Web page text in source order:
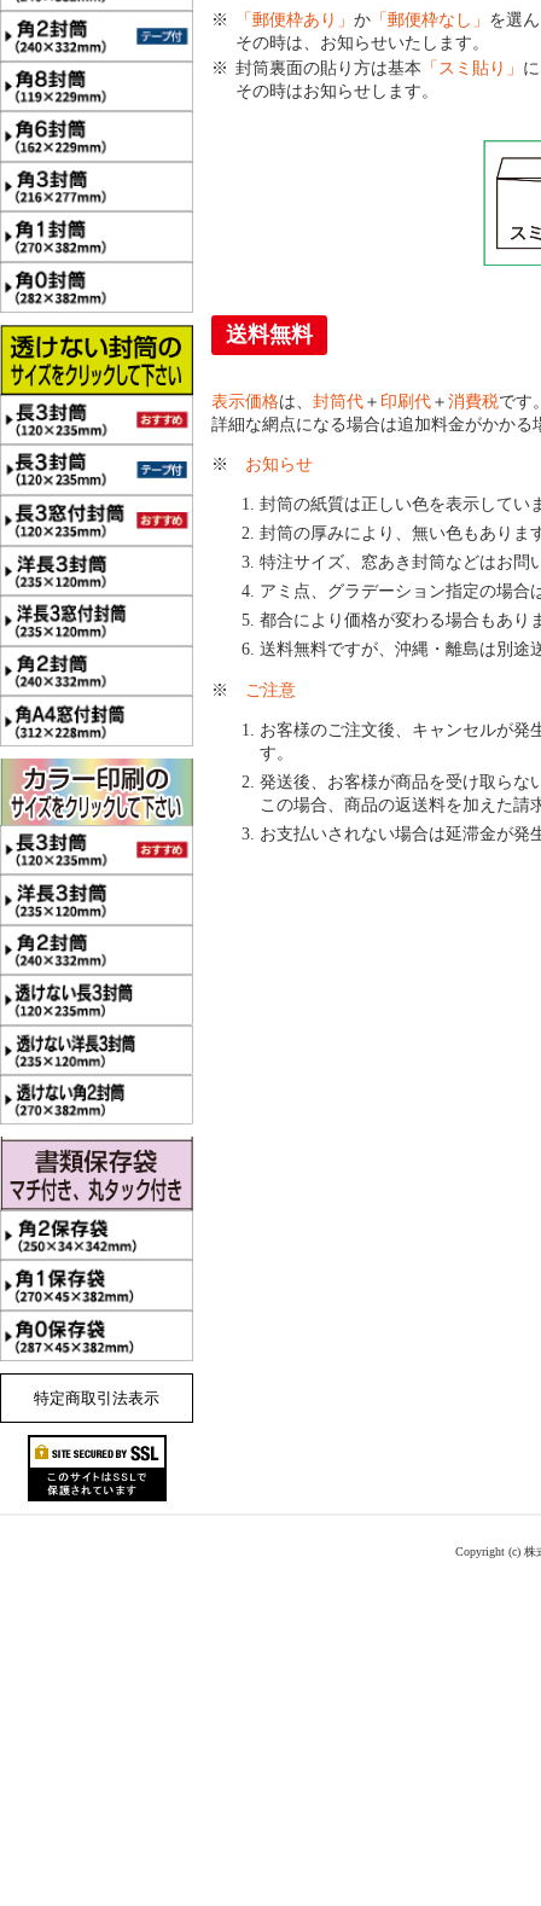
特定商取引法表示
「郵便枠あり」 か 「郵便枠なし」 を選
その時は、お知らせいたします。
封筒裏面の貼り方は基本 「スミ貼り」
その時はお知らせします。
送料無料
表示価格は、 封筒代 ＋ 印刷代 ＋ 消費税です
詳細な網点になる場合は追加料金がかかる
※ お知らせ
封筒の紙質は正しい色を表示してい
封筒の厚みにより、無い色もありま
特注サイズ、窓あき封筒などはお問
アミ点、グラデーション指定の場合
都合により価格が変わる場合もあり
送料無料ですが、沖縄・離島は別途
※ ご注意
お客様のご注文後、キャンセルが発
す。
発送後、お客様が商品を受け取らな
この場合、商品の返送料を加えた請
お支払いされない場合は延滞金が発
Copyright (c)